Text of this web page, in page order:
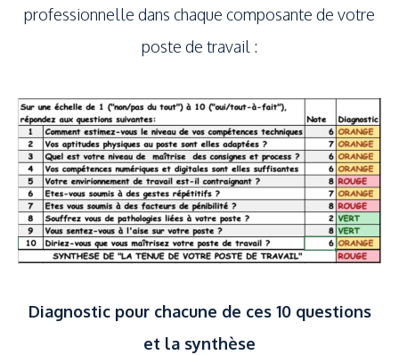
professionnelle dans chaque composante de votre
poste de travail :
Diagnostic pour chacune de ces 10 questions
et la synthèse